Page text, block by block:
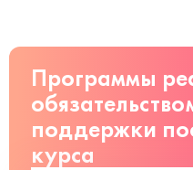
Программы
поддержки
курса